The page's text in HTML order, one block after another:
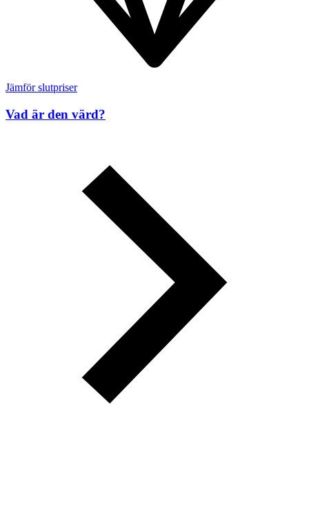
Jämför slutpriser
Vad är den värd?